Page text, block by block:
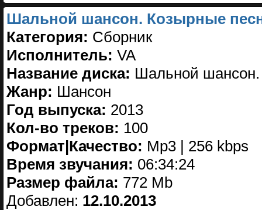
Шальной шансон. Козырные
Категория: Сборник
Исполнитель: VA
Название диска: Шальной шансон.
Жанр: Шансон
Год выпуска: 2013
Кол-во треков: 100
Формат|Качество: Mp3 | 256 kbps
Время звучания: 06:34:24
Размер файла: 772 Mb
Добавлен: 12.10.2013